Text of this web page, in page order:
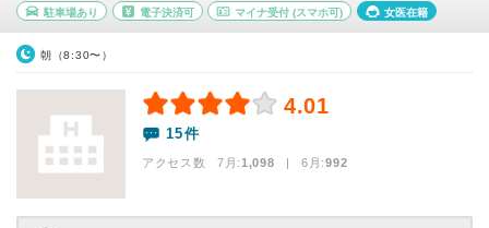
駐車場あり 電子決済可 マイナ受付 (スマホ可) 女医在籍
朝（8:30〜）
4.01
15件
アクセス数 7月:1,098 | 6月:992